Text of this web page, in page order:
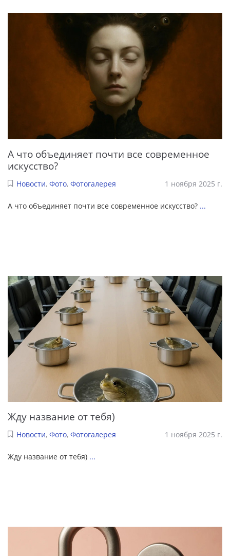
А что объединяет почти все современное
искусство?
Новости, Фото, Фотогалерея 1 ноября 2025 г.
А что объединяет почти все современное искусство? ...
Жду название от тебя)
Новости, Фото, Фотогалерея 1 ноября 2025 г.
Жду название от тебя) ...